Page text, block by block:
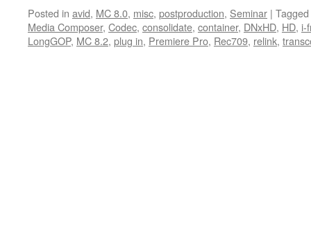
Posted in avid, MC 8.0, misc, postproduction, Seminar | Tagged
Media Composer, Codec, consolidate, container, DNxHD, HD, i-
LongGOP, MC 8.2, plug in, Premiere Pro, Rec709, relink,